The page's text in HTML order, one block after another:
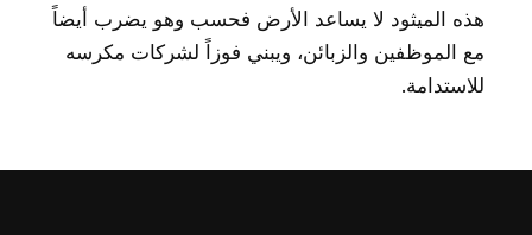
هذه الميثود لا يساعد الأرض فحسب وهو يضرب أيضاً
مع الموظفين والزبائن، ويبني فوزاً لشركات مكرسه
للاستدامة.